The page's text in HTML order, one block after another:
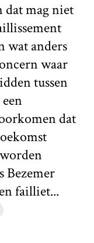
dat mag niet
wat anders
waar
tussen
dat
Bezemer
failliet...